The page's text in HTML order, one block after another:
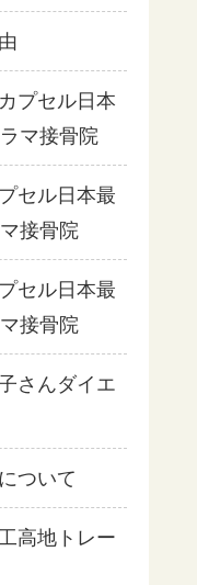
プセル日本
マ接骨院
セル日本最
接骨院
セル日本最
接骨院
さんダイエ
ついて
高地トレー